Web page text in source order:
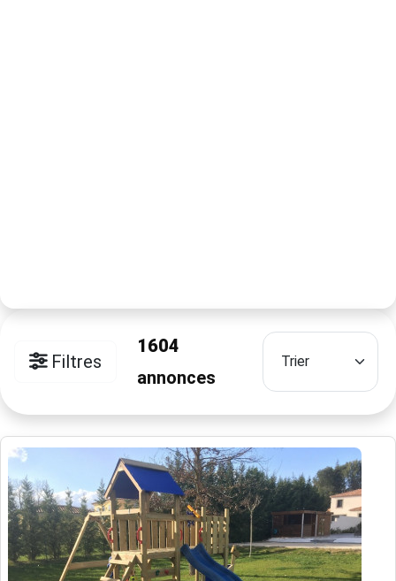
Filtres
1604
annonces